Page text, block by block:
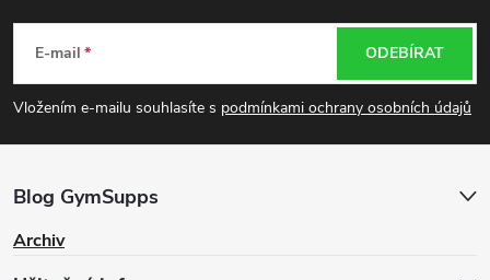
p
E-mail
Vložením e-mailu souhlasíte s podmínkami ochrany osobních údajů
ODEBÍRAT
Blog GymSupps
Archiv